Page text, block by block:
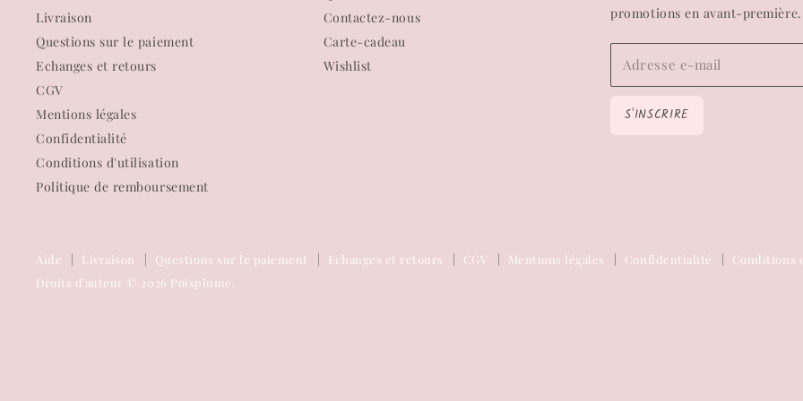
Livraison
Questions sur le paiement
Echanges et retours
CGV
Mentions légales
Confidentialité
Conditions d'utilisation
Politique de remboursement
Contactez-nous
Carte-cadeau
Wishlist
promotions en avant-première.
Adresse e-mail
S'INSCRIRE
Aide Livraison Questions sur le paiement Echanges et retours CGV Mentions légales Confidentialité Conditions
Droits d'auteur © 2026 Poisplume.